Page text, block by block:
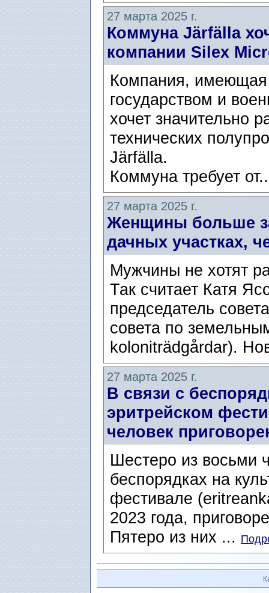
27 марта 2025 г.
Коммуна Järfälla
компании Silex
Компания, имеющая
государством и
хочет значительно
технических
Järfälla.
Коммуна требует
27 марта 2025 г.
Женщины больше
дачных участках,
Мужчины не хотят
Так считает Катя
председатель
совета по
koloniträdgårdar).
27 марта 2025 г.
В связи с
эритрейском
человек
Шестеро из восьми
беспорядках на
фестивале
2023 года,
Пятеро из них ...